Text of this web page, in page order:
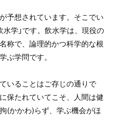
予想されています。そこでい
水学」です。飲水学は、現役の
称で、論理的かつ科学的な根
ぶ学問です。
いることはご存じの通りで
保たれていてこそ、人間は健
(かかわ)らず、学ぶ機会がほ